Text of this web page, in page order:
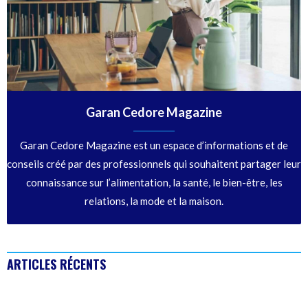
Garan Cedore Magazine
Garan Cedore Magazine est un espace d’informations et de
conseils créé par des professionnels qui souhaitent partager leur
connaissance sur l’alimentation, la santé, le bien-être, les
relations, la mode et la maison.
ARTICLES RÉCENTS